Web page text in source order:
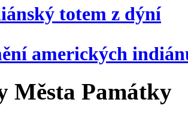
totem z dýní
amerických
Města Památky